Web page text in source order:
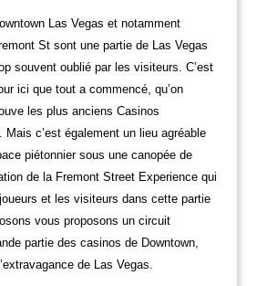
Las Vegas et notamment
St sont une partie de Las Vegas
souvent oublié par les visiteurs. C’est
ici que tout a commencé, qu’on
les plus anciens Casinos
Mais c’est également un lieu agréable
piétonnier sous une canopée de
de la Fremont Street Experience qui
et les visiteurs dans cette partie
vous proposons un circuit
partie des casinos de Downtown,
de Las Vegas.